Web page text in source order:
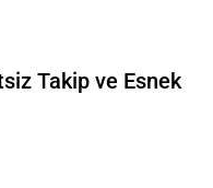
Takip ve Esnek